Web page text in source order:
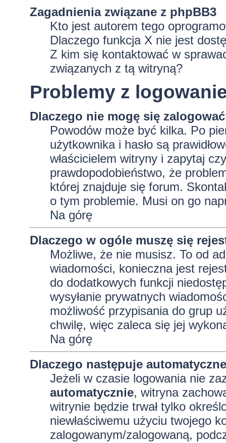
Zagadnienia związane z phpBB3
Kto jest autorem tego
Dlaczego funkcja X nie jest
Z kim się kontaktować w
związanych z tą witryną?
Problemy z
Dlaczego nie mogę się
Powodów może być kilka. Po
użytkownika i hasło są
właścicielem witryny i zapytaj
prawdopodobieństwo, że
której znajduje się forum.
o tym problemie. Musi on go
Na górę
Dlaczego w ogóle muszę się
Możliwe, że nie musisz. To od
wiadomości, konieczna jest
do dodatkowych funkcji
wysyłanie prywatnych
możliwość przypisania do grup
chwilę, więc zaleca się jej
Na górę
Dlaczego następuje
Jeżeli w czasie logowania nie
automatycznie, witryna
witrynie będzie trwał tylko
niewłaściwemu użyciu twojego
zalogowanym/zalogowaną,